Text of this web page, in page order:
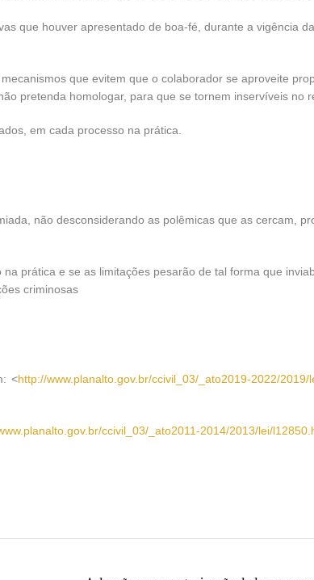
que houver apresentado de boa-fé, durante a vigência
que evitem que o colaborador se aproveite
pretenda homologar, para que se tornem inservíveis no
em cada processo na prática.
não desconsiderando as polêmicas que as cercam,
prática e se as limitações pesarão de tal forma que
criminosas
<http://www.planalto.gov.br/ccivil_03/_ato2019-2022/2019/
ccivil_03/_ato2011-2014/2013/lei/